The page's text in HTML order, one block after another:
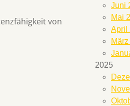
von
Juni
Mai
April
2025